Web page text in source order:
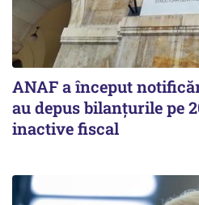
ANAF a început
au depus bilanțurile pe
inactive fiscal